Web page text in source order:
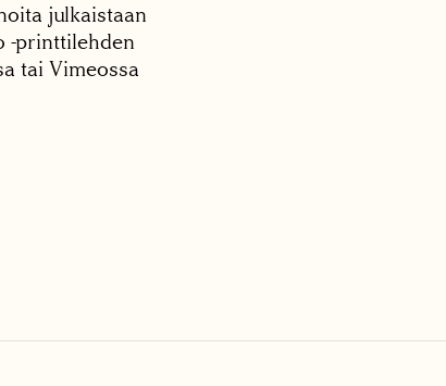
julkaistaan
-printtilehden
tai Vimeossa